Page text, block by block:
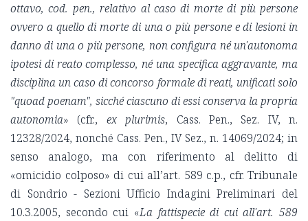
ottavo, cod. pen., relativo al caso di morte di più persone
ovvero a quello di morte di una o più persone e di lesioni in
danno di una o più persone, non configura né un'autonoma
ipotesi di reato complesso, né una specifica aggravante, ma
disciplina un caso di concorso formale di reati, unificati solo
"quoad poenam", sicché ciascuno di essi conserva la propria
autonomia» (cfr., ex plurimis, Cass. Pen., Sez. IV, n.
12328/2024, nonché Cass. Pen., IV Sez., n. 14069/2024; in
senso analogo, ma con riferimento al delitto di
«omicidio colposo» di cui all’art. 589 c.p., cfr. Tribunale
di Sondrio - Sezioni Ufficio Indagini Preliminari del
10.3.2005, secondo cui «La fattispecie di cui all'art. 589